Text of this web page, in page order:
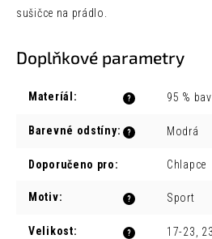
sušičce na prádlo.
Doplňkové parametry
?
Materíál : 95 %
?
Barevné odstíny: Modrá
Doporučeno pro: Chlapce
?
Motiv: Sport
?
Velikost: 17-23,